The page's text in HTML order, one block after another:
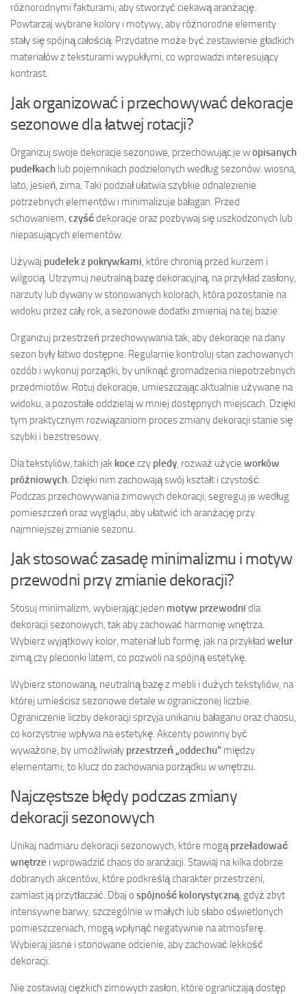
różnorodnymi fakturami, aby stworzyć ciekawą aranżację.
Powtarzaj wybrane kolory i motywy, aby różnorodne elementy
stały się spójną całością. Przydatne może być zestawienie gładkich
materiałów z teksturami wypukłymi, co wprowadzi interesujący
kontrast.
Jak organizować i przechowywać dekoracje
sezonowe dla łatwej rotacji?
Organizuj swoje dekoracje sezonowe, przechowując je wopisanych
pudełkach lub pojemnikach podzielonych według sezonów: wiosna,
lato, jesień, zima. Taki podział ułatwia szybkie odnalezienie
potrzebnych elementów i minimalizuje bałagan. Przed
schowaniem, czyśćdekoracje oraz pozbywaj się uszkodzonych lub
niepasujących elementów.
Używaj pudełek z pokrywkami , które chronią przed kurzem i
wilgocią. Utrzymuj neutralną bazę dekoracyjną, na przykład zasłony,
narzuty lub dywany w stonowanych kolorach, która pozostanie na
widoku przez cały rok, a sezonowe dodatki zmieniaj na tej bazie.
Organizuj przestrzeń przechowywania tak, aby dekoracje na dany
sezon były łatwo dostępne. Regularnie kontroluj stan zachowanych
ozdób i wykonuj porządki, by uniknąć gromadzenia niepotrzebnych
przedmiotów. Rotuj dekoracje, umieszczając aktualnie używane na
widoku, a pozostałe oddzielaj w mniej dostępnych miejscach. Dzięki
tym praktycznym rozwiązaniom proces zmiany dekoracji stanie się
szybki i bezstresowy.
Dla tekstyliów, takich jak koce czy pledy , rozważ użycie worków
próżniowych . Dzięki nim zachowają swój kształt i czystość.
Podczas przechowywania zimowych dekoracji, segreguj je według
pomieszczeń oraz wyglądu, aby ułatwić ich aranżację przy
najmniejszej zmianie sezonu.
Jak stosować zasadę minimalizmu i motyw
przewodni przy zmianie dekoracji?
Stosuj minimalizm, wybierając jeden motyw przewodni dla
dekoracji sezonowych, tak aby zachować harmonię wnętrza.
Wybierz wyjątkowy kolor, materiał lub formę, jak na przykład welur
zimą czy plecionki latem, co pozwoli na spójną estetykę.
Wybierz stonowaną, neutralną bazę z mebli i dużych tekstyliów, na
której umieścisz sezonowe detale w ograniczonej liczbie.
Ograniczenie liczby dekoracji sprzyja unikaniu bałaganu oraz chaosu,
co korzystnie wpływa na estetykę. Akcenty powinny być
wyważone, by umożliwiały przestrzeń „oddechu” między
elementami; to klucz do zachowania porządku w wnętrzu.
Najczęstsze błędy podczas zmiany
dekoracji sezonowych
Unikaj nadmiaru dekoracji sezonowych, które mogą przeładować
wnętrze i wprowadzić chaos do aranżacji. Stawiaj na kilka dobrze
dobranych akcentów, które podkreślą charakter przestrzeni,
zamiast ją przytłaczać. Dbaj o spójność kolorystyczną , gdyż zbyt
intensywne barwy, szczególnie w małych lub słabo oświetlonych
pomieszczeniach, mogą wpłynąć negatywnie na atmosferę.
Wybieraj jasne i stonowane odcienie, aby zachować lekkość
dekoracji.
Nie zostawiaj ciężkich zimowych zasłon, które ograniczają dostęp